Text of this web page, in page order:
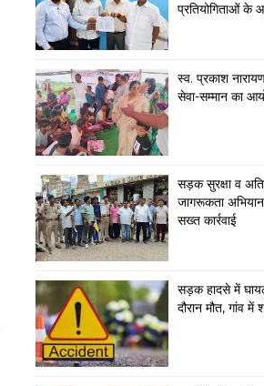
प्रतियोगिताओं के
स्व. प्रकाश
सेवा-सम्मान का
सड़क सुरक्षा व
जागरूकता
सख्त कार्रवाई
सड़क हादसे में
दौरान मौत, गांव